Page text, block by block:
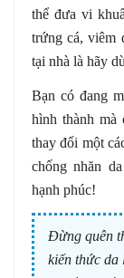
thể đưa vi
trứng cá, viêm
tại nhà là hãy
Bạn có đang
hình thành mà
thay đổi một
chống nhăn
hạnh phúc!
Đừng quên
kiến thức da